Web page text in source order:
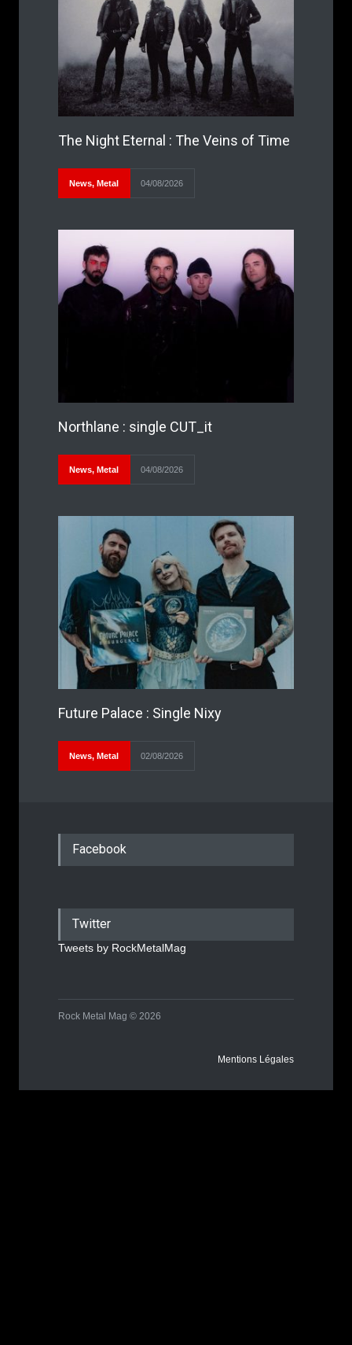
The Night Eternal : The Veins of Time
News, Metal 04/08/2026
Northlane : single CUT_it
News, Metal 04/08/2026
Future Palace : Single Nixy
News, Metal 02/08/2026
Facebook
Twitter
Tweets by RockMetalMag
Rock Metal Mag © 2026
Mentions Légales